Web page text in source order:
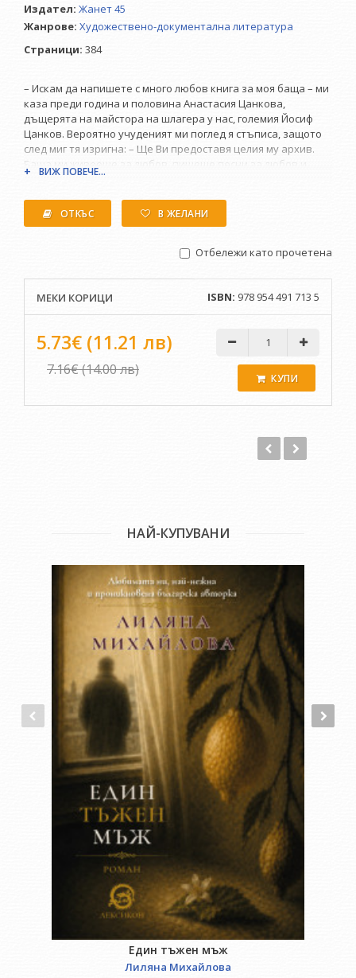
Издател: Жанет 45
Жанрове: Художествено-документална литература
Страници: 384
– Искам да напишете с много любов книга за моя баща – ми
каза преди година и половина Анастасия Цанкова,
дъщерята на майстора на шлагера у нас, големия Йосиф
Цанков. Вероятно учуденият ми поглед я стъписа, защото
след миг тя изригна: – Ще Ви предоставя целия му архив.
Баща ми живееше за любов, пишеше песни за любов и
страдаше за любов. Беше огромен талант и голям
него да бъде написана с любов. Сама не усетих как казах: –
Добре. Зарових се в архиви, проведох десетки разговори с
пожълтели страници със снимки, клавири и... отчаяни
няколко поколения българи. Така се роди тази книга – за
мъките на твореца, за заблудите на мъжа, за неспирното
тичане след жените, за вечното разочарование, за
самотното бохемство и измамната слава. За живота на
един бог на песента и принц на любовта. Валерия Велева
ВИЖ ПОВЕЧЕ...
ОТКЪС В ЖЕЛАНИ
Отбележи като прочетена
МЕКИ КОРИЦИ ISBN: 978 954 491 713 5
5.73€ (11.21 лв)
7.16€ (14.00 лв)
КУПИ
НАЙ-КУПУВАНИ
Един тъжен мъж
Лиляна Михайлова